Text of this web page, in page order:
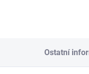
Ostatní